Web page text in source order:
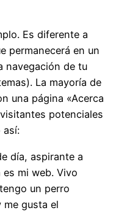
Es diferente a
permanecerá en un
navegación de tu
La mayoría de
una página «Acerca
potenciales
así:
día, aspirante a
mi web. Vivo
un perro
me gusta el